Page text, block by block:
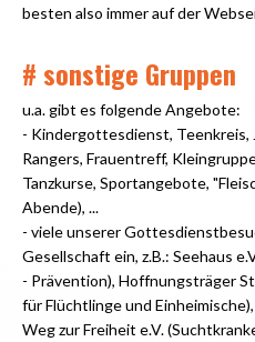
besten also immer auf der
# sonstige Gruppen
u.a. gibt es folgende Angebote:
- Kindergottesdienst, Teenkreis,
Rangers, Frauentreff,
Tanzkurse, Sportangebote,
Abende), ...
- viele unserer
Gesellschaft ein, z.B.: Seehaus
- Prävention), Hoffnungsträger
für Flüchtlinge und
Weg zur Freiheit e.V.